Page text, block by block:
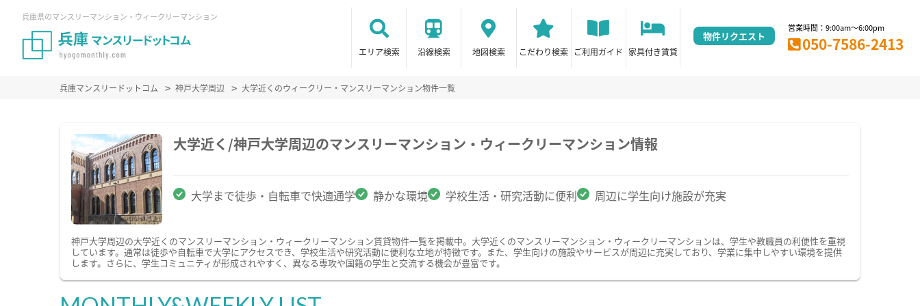
兵庫県のマンスリーマンション・ウィークリーマンション
エリア検索 沿線検索 地図検索 こだわり検索 ご利用ガイド 家具付き賃貸
物件リクエスト
営業時間：9:00am～6:00pm
050-7586-2413
兵庫マンスリードットコム 神戸大学周辺 大学近くのウィークリー・マンスリーマンション物件一覧
大学近く/神戸大学周辺のマンスリーマンション・ウィークリーマンション情報
大学まで徒歩・自転車で快適通学 静かな環境 学校生活・研究活動に便利 周辺に学生向け施設が充実
神戸大学周辺の大学近くのマンスリーマンション・ウィークリーマンション賃貸物件一覧を掲載中。大学近くのマンスリーマンション・ウィークリーマンションは、学生や教職員の利便性を重視
しています。通常は徒歩や自転車で大学にアクセスでき、学校生活や研究活動に便利な立地が特徴です。また、学生向けの施設やサービスが周辺に充実しており、学業に集中しやすい環境を提供
します。さらに、学生コミュニティが形成されやすく、異なる専攻や国籍の学生と交流する機会が豊富です。